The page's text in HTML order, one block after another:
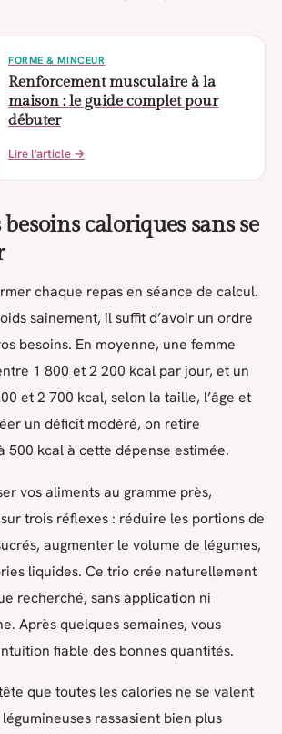
FORME & MINCEUR
Renforcement musculaire à la
maison : le guide complet pour
débuter
Lire l'article →
caloriques sans se
chaque repas en séance de calcul.
sainement, il suffit d’avoir un ordre
besoins. En moyenne, une femme
1 800 et 2 200 kcal par jour, et un
et 2 700 kcal, selon la taille, l’âge et
un déficit modéré, on retire
500 kcal à cette dépense estimée.
vos aliments au gramme près,
trois réflexes : réduire les portions de
augmenter le volume de légumes,
liquides. Ce trio crée naturellement
recherché, sans application ni
Après quelques semaines, vous
fiable des bonnes quantités.
que toutes les calories ne se valent
rassasient bien plus